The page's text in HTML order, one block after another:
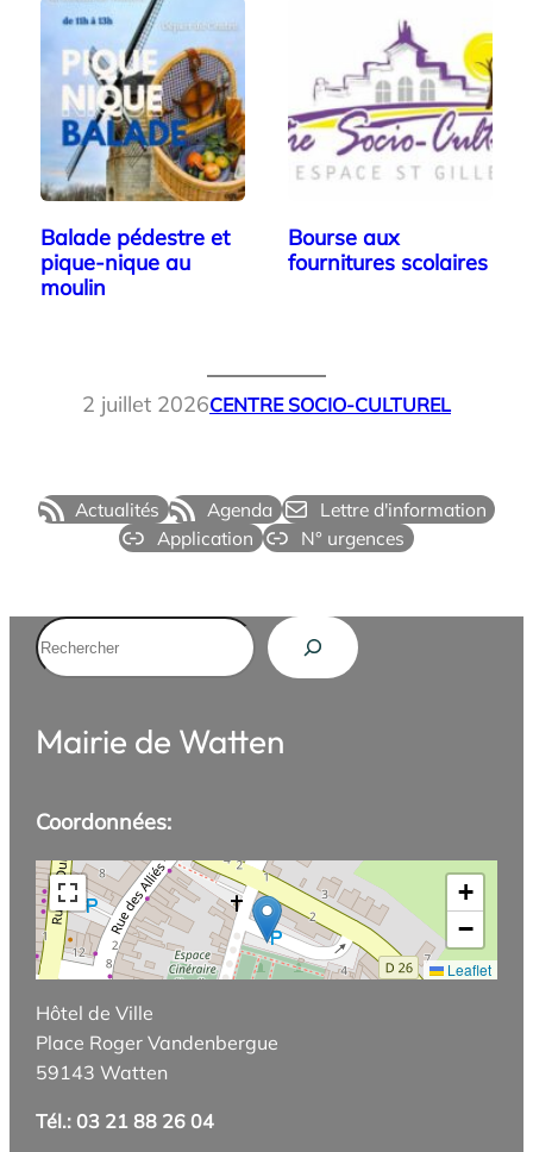
Balade pédestre et
pique-nique au
moulin
Bourse aux
fournitures scolaires
2 juillet 2026CENTRE SOCIO-CULTUREL
Actualités Agenda
Lettre d'information
Application
N° urgences
Rechercher
Mairie de Watten
Coordonnées:
+
−
Leaflet
Hôtel de Ville
Place Roger Vandenbergue
59143 Watten
Tél.: 03 21 88 26 04